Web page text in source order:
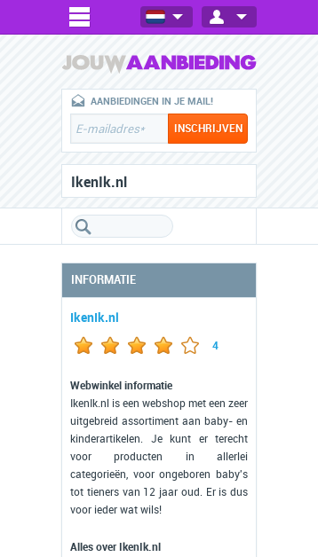
AANBIEDINGEN IN JE MAIL!
IkenIk.nl
INFORMATIE
IkenIk.nl
4
Webwinkel informatie
IkenIk.nl is een webshop met een zeer
uitgebreid assortiment aan baby- en
kinderartikelen. Je kunt er terecht
voor producten in allerlei
categorieën, voor ongeboren baby's
tot tieners van 12 jaar oud. Er is dus
voor ieder wat wils!
Alles over IkenIk.nl